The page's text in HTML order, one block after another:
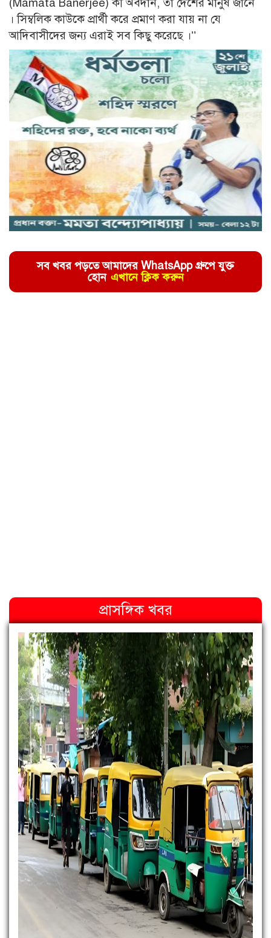
। সিম্বলিক কাউকে প্রার্থী করে প্রমাণ করা যায় না যে
আদিবাসীদের জন্য এরাই সব কিছু করেছে ।’’
সব খবর পড়তে আমাদের WhatsApp গ্রুপে যুক্ত
হোন এখানে ক্লিক করুন
প্রাসঙ্গিক খবর